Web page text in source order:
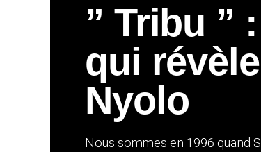
” Tribu ”
qui
Nyolo
Nous sommes en 1996 quand